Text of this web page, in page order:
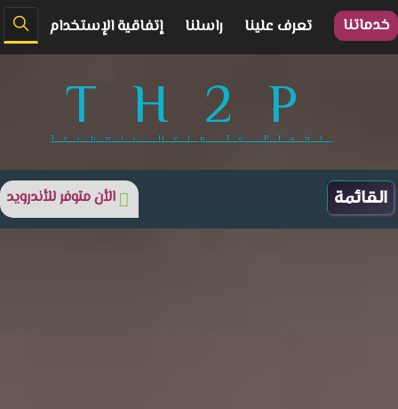
خدماتنا تعرف علينا راسلنا إتفاقية الإستخدام
TH2P
Technic Help To Plant
الأن متوفر للأندرويد